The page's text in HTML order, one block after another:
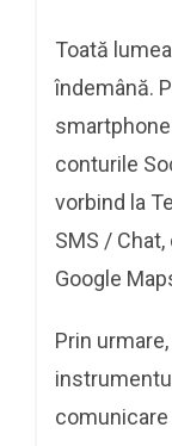
Toată
îndemână.
conturile
vorbind la
SMS /
Google
Prin